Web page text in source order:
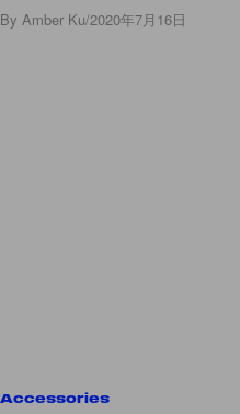
By Amber Ku/2020年7月16日
Accessories